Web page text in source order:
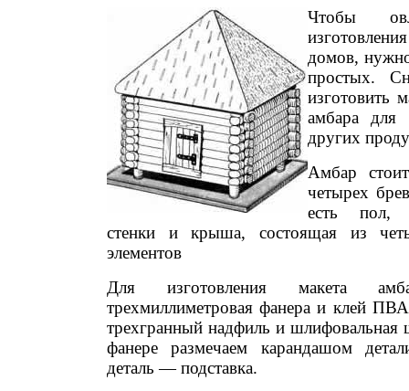
Чтобы
домов,
простых.
изготовить
амбара для
других
Амбар
четырех
есть пол,
стенки и крыша, состоящая из
элементов
Для изготовления макета
трехмиллиметровая фанера и клей
трехгранный надфиль и шлифовальная
фанере размечаем карандашом
деталь — подставка.